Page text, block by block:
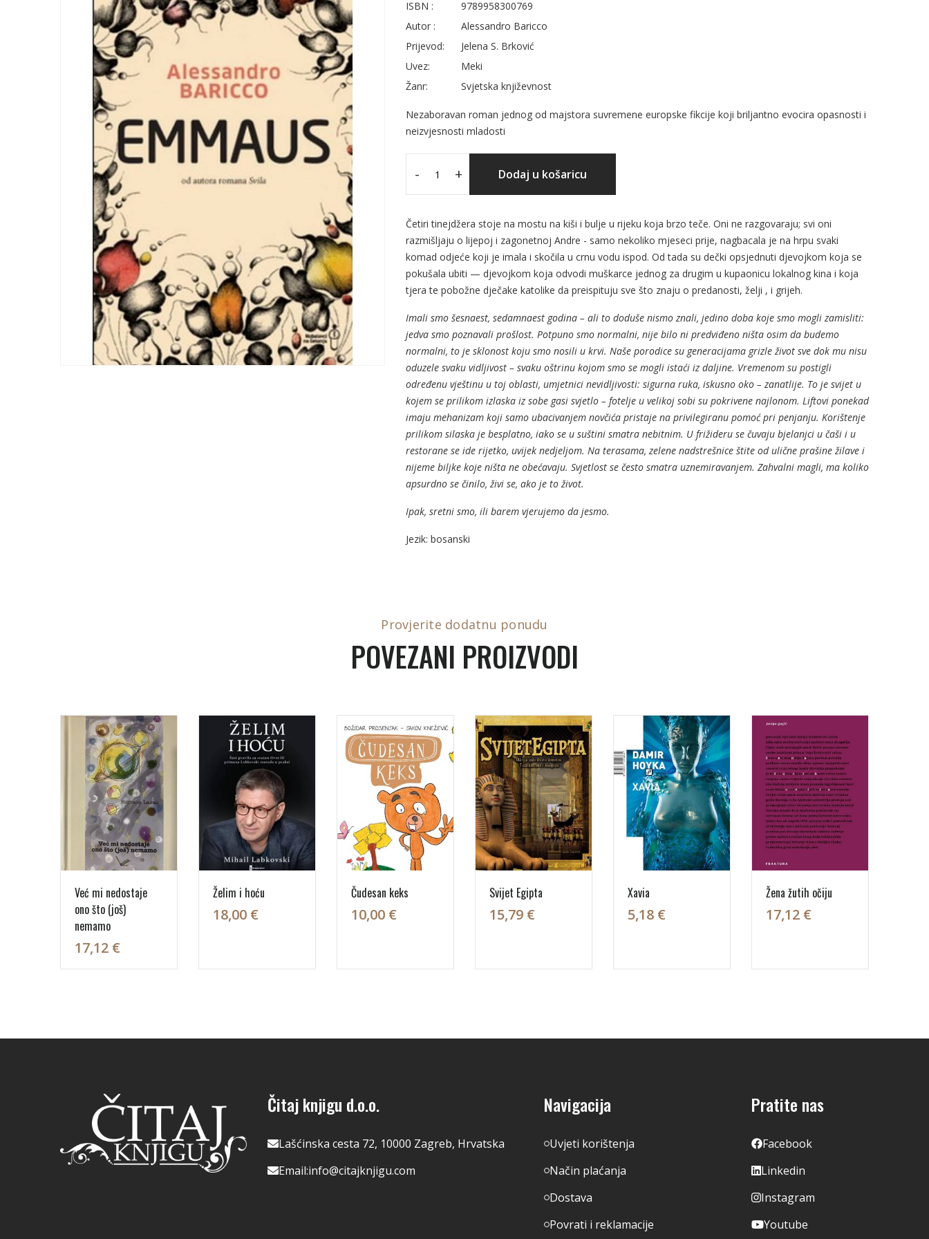
ISBN :
9789958300769
Autor :
Alessandro Baricco
Prijevod:
Jelena S. Brković
Uvez:
Meki
Žanr:
Svjetska književnost
Nezaboravan roman jednog od majstora suvremene europske fikcije koji briljantno evocira opasnosti i
neizvjesnosti mladosti
- + Dodaj u košaricu
Četiri tinejdžera stoje na mostu na kiši i bulje u rijeku koja brzo teče. Oni ne razgovaraju; svi oni
razmišljaju o lijepoj i zagonetnoj Andre - samo nekoliko mjeseci prije, nagbacala je na hrpu svaki
komad odjeće koji je imala i skočila u crnu vodu ispod. Od tada su dečki opsjednuti djevojkom koja se
pokušala ubiti — djevojkom koja odvodi muškarce jednog za drugim u kupaonicu lokalnog kina i koja
tjera te pobožne dječake katolike da preispituju sve što znaju o predanosti, želji , i grijeh.
Imali smo šesnaest, sedamnaest godina – ali to doduše nismo znali, jedino doba koje smo mogli zamisliti:
jedva smo poznavali prošlost. Potpuno smo normalni, nije bilo ni predviđeno ništa osim da budemo
normalni, to je sklonost koju smo nosili u krvi. Naše porodice su generacijama grizle život sve dok mu nisu
oduzele svaku vidljivost – svaku oštrinu kojom smo se mogli istaći iz daljine. Vremenom su postigli
određenu vještinu u toj oblasti, umjetnici nevidljivosti: sigurna ruka, iskusno oko – zanatlije. To je svijet u
kojem se prilikom izlaska iz sobe gasi svjetlo – fotelje u velikoj sobi su pokrivene najlonom. Liftovi ponekad
imaju mehanizam koji samo ubacivanjem novčića pristaje na privilegiranu pomoć pri penjanju. Korištenje
prilikom silaska je besplatno, iako se u suštini smatra nebitnim. U frižideru se čuvaju bjelanjci u čaši i u
restorane se ide rijetko, uvijek nedjeljom. Na terasama, zelene nadstrešnice štite od ulične prašine žilave i
nijeme biljke koje ništa ne obećavaju. Svjetlost se često smatra uznemiravanjem. Zahvalni magli, ma koliko
apsurdno se činilo, živi se, ako je to život.
Ipak, sretni smo, ili barem vjerujemo da jesmo.
Jezik: bosanski
Provjerite dodatnu ponudu
POVEZANI PROIZVODI
Već mi nedostaje
ono što (još)
nemamo
17,12 €
Želim i hoću
18,00 €
Čudesan keks
10,00 €
Svijet Egipta
15,79 €
Xavia
5,18 €
Žena žutih očiju
17,12 €
Čitaj knjigu d.o.o.
Lašćinska cesta 72, 10000 Zagreb, Hrvatska
Email:info@citajknjigu.com
Navigacija
Uvjeti korištenja
Način plaćanja
Dostava
Povrati i reklamacije
Pratite nas
Facebook
Linkedin
Instagram
Youtube